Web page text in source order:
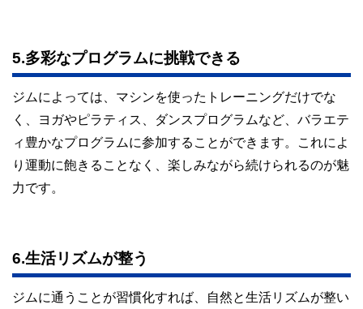
5.多彩なプログラムに挑戦できる
ジムによっては、マシンを使ったトレーニングだけでな
く、ヨガやピラティス、ダンスプログラムなど、バラエテ
ィ豊かなプログラムに参加することができます。これによ
り運動に飽きることなく、楽しみながら続けられるのが魅
力です。
6.生活リズムが整う
ジムに通うことが習慣化すれば、自然と生活リズムが整い